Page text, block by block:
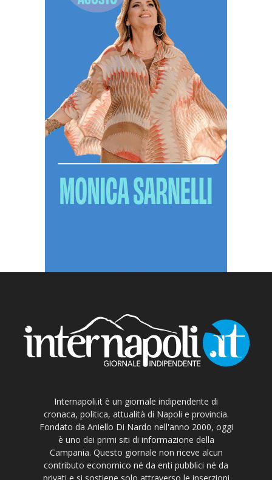
Internapoli.it è un giornale indipendente di
cronaca, politica, attualità di Napoli e provincia.
Fondato da Aniello Di Nardo nell'anno 2000, oggi
è uno dei primi siti di informazione della
Campania. Questo giornale non riceve alcun
contributo economico né da enti pubblici né da
privati e si sostiene solo attraverso le inserzioni